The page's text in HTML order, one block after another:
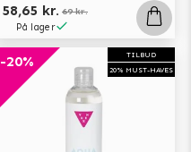
58,65 kr. 69 kr.
På lager
TILBUD
20% MUST-HAVES
-20%